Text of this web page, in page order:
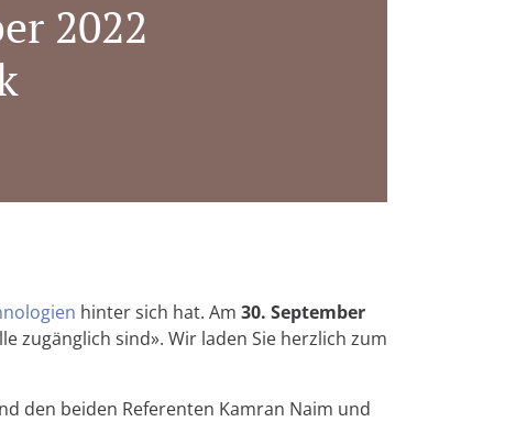
2022
hinter sich hat. Am 30. September
zugänglich sind». Wir laden Sie herzlich zum
den beiden Referenten Kamran Naim und